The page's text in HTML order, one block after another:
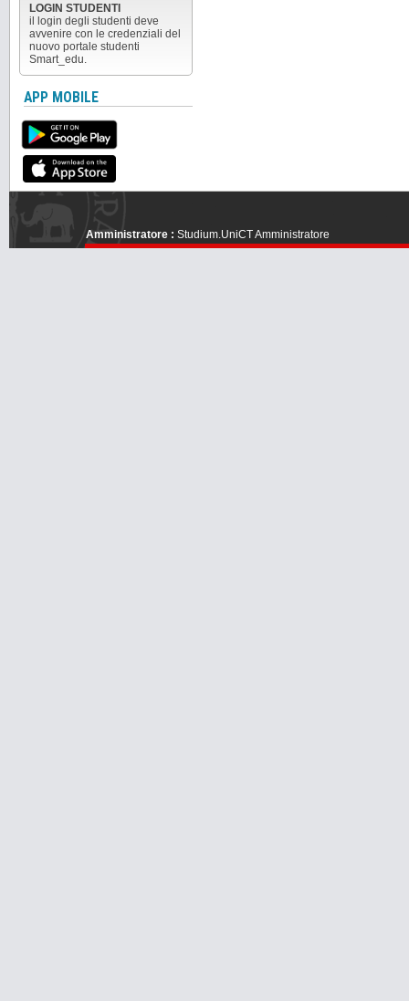
LOGIN STUDENTI
il login degli studenti deve
avvenire con le credenziali del
nuovo portale studenti
Smart_edu.
APP MOBILE
Amministratore : Studium.UniCT Amministratore